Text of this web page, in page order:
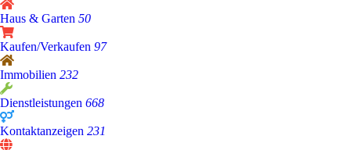
Haus & Garten 50
Kaufen/Verkaufen 97
Immobilien 232
Dienstleistungen 668
Kontaktanzeigen 231